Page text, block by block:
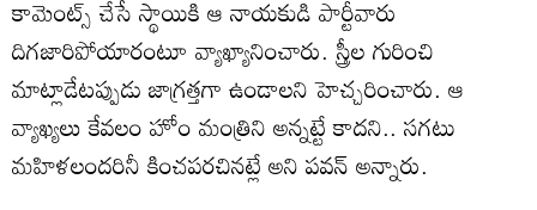
కామెంట్స్ చేసే స్థాయికి ఆ నాయకుడి పార్టీవారు
దిగజారిపోయారంటూ వ్యాఖ్యానించారు. స్త్రీల గురించి
మాట్లాడేటప్పుడు జాగ్రత్తగా ఉండాలని హెచ్చరించారు. ఆ
వ్యాఖ్యలు కేవలం హోం మంత్రిని అన్నట్టే కాదని.. సగటు
మహిళలందరినీ కించపరచినట్లే అని పవన్ అన్నారు.